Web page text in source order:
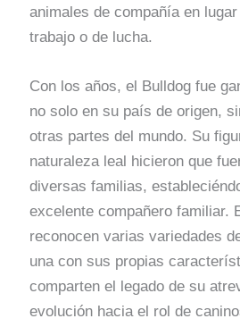
animales de compañía en
trabajo o de lucha.
Con los años, el Bulldog fue
no solo en su país de origen,
otras partes del mundo. Su
naturaleza leal hicieron que
diversas familias,
excelente compañero familiar.
reconocen varias variedades
una con sus propias
comparten el legado de su
evolución hacia el rol de